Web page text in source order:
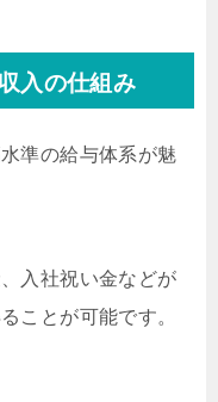
入の仕組み
準の給与体系が魅
入社祝い金などが
ことが可能です。